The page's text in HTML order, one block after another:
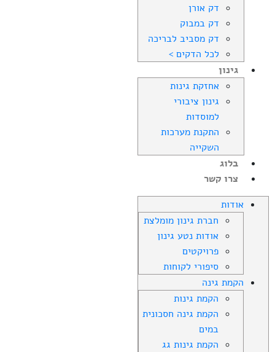
דק אורן
דק במבוק
דק מסביב לבריכה
לכל הדקים >
גינון
אחזקת גינות
גינון ציבורי
למוסדות
התקנת מערכות
השקייה
בלוג
צרו קשר
אודות
חברת גינון מומלצת
אודות נטע גינון
פרויקטים
סיפורי לקוחות
הקמת גינה
הקמת גינות
הקמת גינה חסכונית
במים
הקמת גינות גג